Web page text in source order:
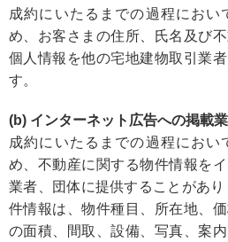
成約にいたるまでの過程におい
め、お客さまの住所、氏名及び
個人情報を他の宅地建物取引業
す。
(b) インターネット広告への掲載
成約にいたるまでの過程におい
め、不動産に関する物件情報を
業者、団体に提供することがあ
件情報は、物件種目、所在地、
の面積、間取、設備、写真、案